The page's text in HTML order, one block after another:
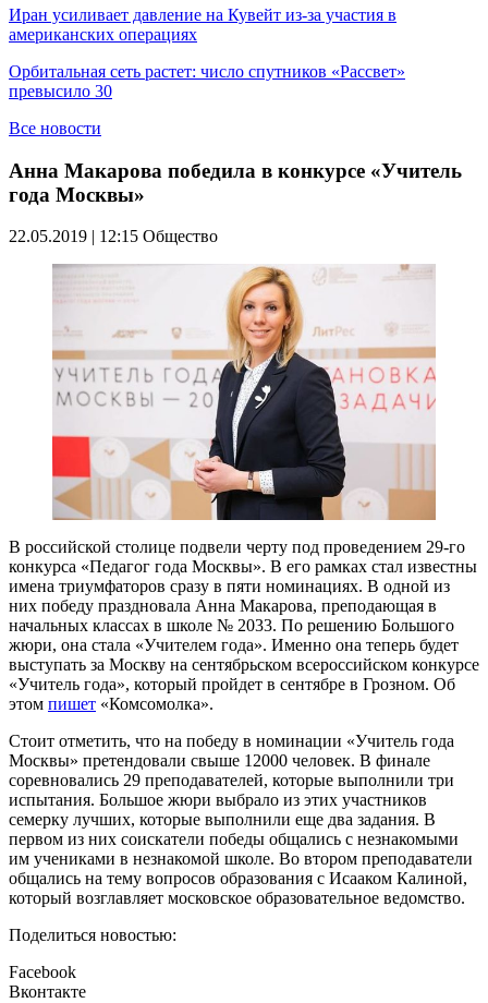
Иран усиливает давление на Кувейт из-за участия в
американских операциях
Орбитальная сеть растет: число спутников «Рассвет»
превысило 30
Все новости
Анна Макарова победила в конкурсе «Учитель
года Москвы»
22.05.2019 | 12:15 Общество
В российской столице подвели черту под проведением 29-го
конкурса «Педагог года Москвы». В его рамках стал известны
имена триумфаторов сразу в пяти номинациях. В одной из
них победу праздновала Анна Макарова, преподающая в
начальных классах в школе № 2033. По решению Большого
жюри, она стала «Учителем года». Именно она теперь будет
выступать за Москву на сентябрьском всероссийском конкурсе
«Учитель года», который пройдет в сентябре в Грозном. Об
этом пишет «Комсомолка».
Стоит отметить, что на победу в номинации «Учитель года
Москвы» претендовали свыше 12000 человек. В финале
соревновались 29 преподавателей, которые выполнили три
испытания. Большое жюри выбрало из этих участников
семерку лучших, которые выполнили еще два задания. В
первом из них соискатели победы общались с незнакомыми
им учениками в незнакомой школе. Во втором преподаватели
общались на тему вопросов образования с Исааком Калиной,
который возглавляет московское образовательное ведомство.
Поделиться новостью:
Facebook
Вконтакте